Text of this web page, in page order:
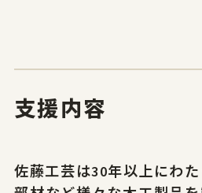
支援内容
佐藤工芸は30年以上にわ